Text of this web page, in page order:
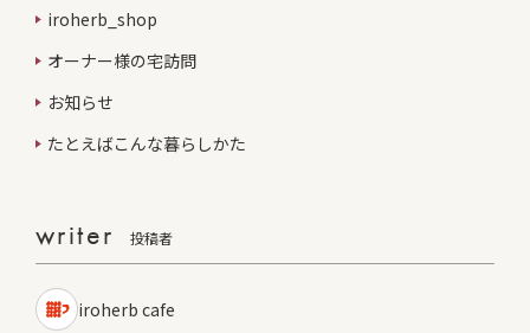
iroherb_shop
オーナー様の宅訪問
お知らせ
たとえばこんな暮らしかた
writer 投稿者
iroherb cafe